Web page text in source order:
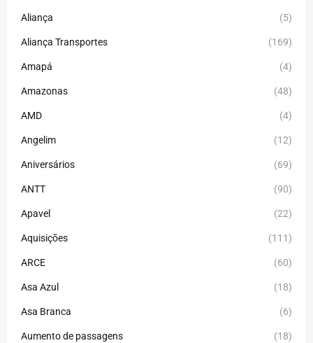
Aliança (5)
Aliança Transportes (169)
Amapá (4)
Amazonas (48)
AMD (4)
Angelim (12)
Aniversários (69)
ANTT (90)
Apavel (22)
Aquisições (111)
ARCE (60)
Asa Azul (18)
Asa Branca (6)
Aumento de passagens (18)